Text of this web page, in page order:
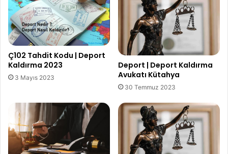
Ç102 Tahdit Kodu | Deport
Kaldırma 2023
3 Mayıs 2023
Deport | Deport Kaldırma
Avukatı Kütahya
30 Temmuz 2023